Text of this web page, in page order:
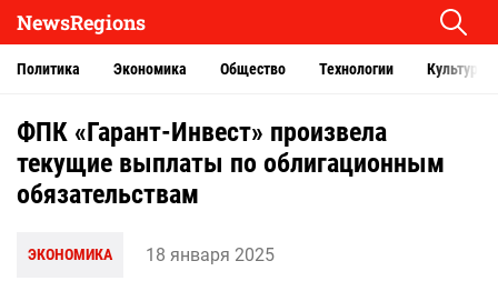
NewsRegions
Политика Экономика Общество Технологии Культура
ФПК «Гарант-Инвест» произвела
текущие выплаты по облигационным
обязательствам
ЭКОНОМИКА 18 января 2025